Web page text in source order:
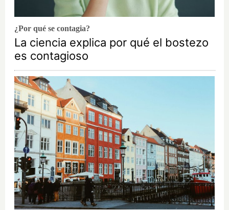
¿Por qué se contagia?
La ciencia explica por qué el bostezo
es contagioso